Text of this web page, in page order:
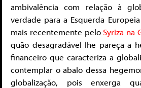
ambivalência com relação à
verdade para a Esquerda
mais recentemente pelo Syriza na
quão desagradável lhe pareça a
financeiro que caracteriza a
contemplar o abalo dessa
globalização, pois enxerga